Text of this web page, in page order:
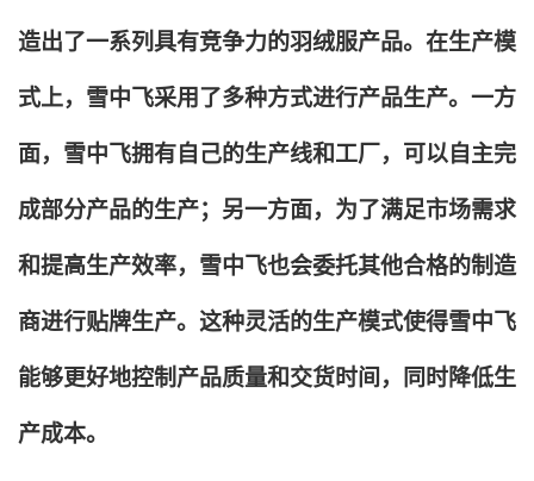
造出了一系列具有竞争力的羽绒服产品。在生产模
式上，雪中飞采用了多种方式进行产品生产。一方
面，雪中飞拥有自己的生产线和工厂，可以自主完
成部分产品的生产；另一方面，为了满足市场需求
和提高生产效率，雪中飞也会委托其他合格的制造
商进行贴牌生产。这种灵活的生产模式使得雪中飞
能够更好地控制产品质量和交货时间，同时降低生
产成本。